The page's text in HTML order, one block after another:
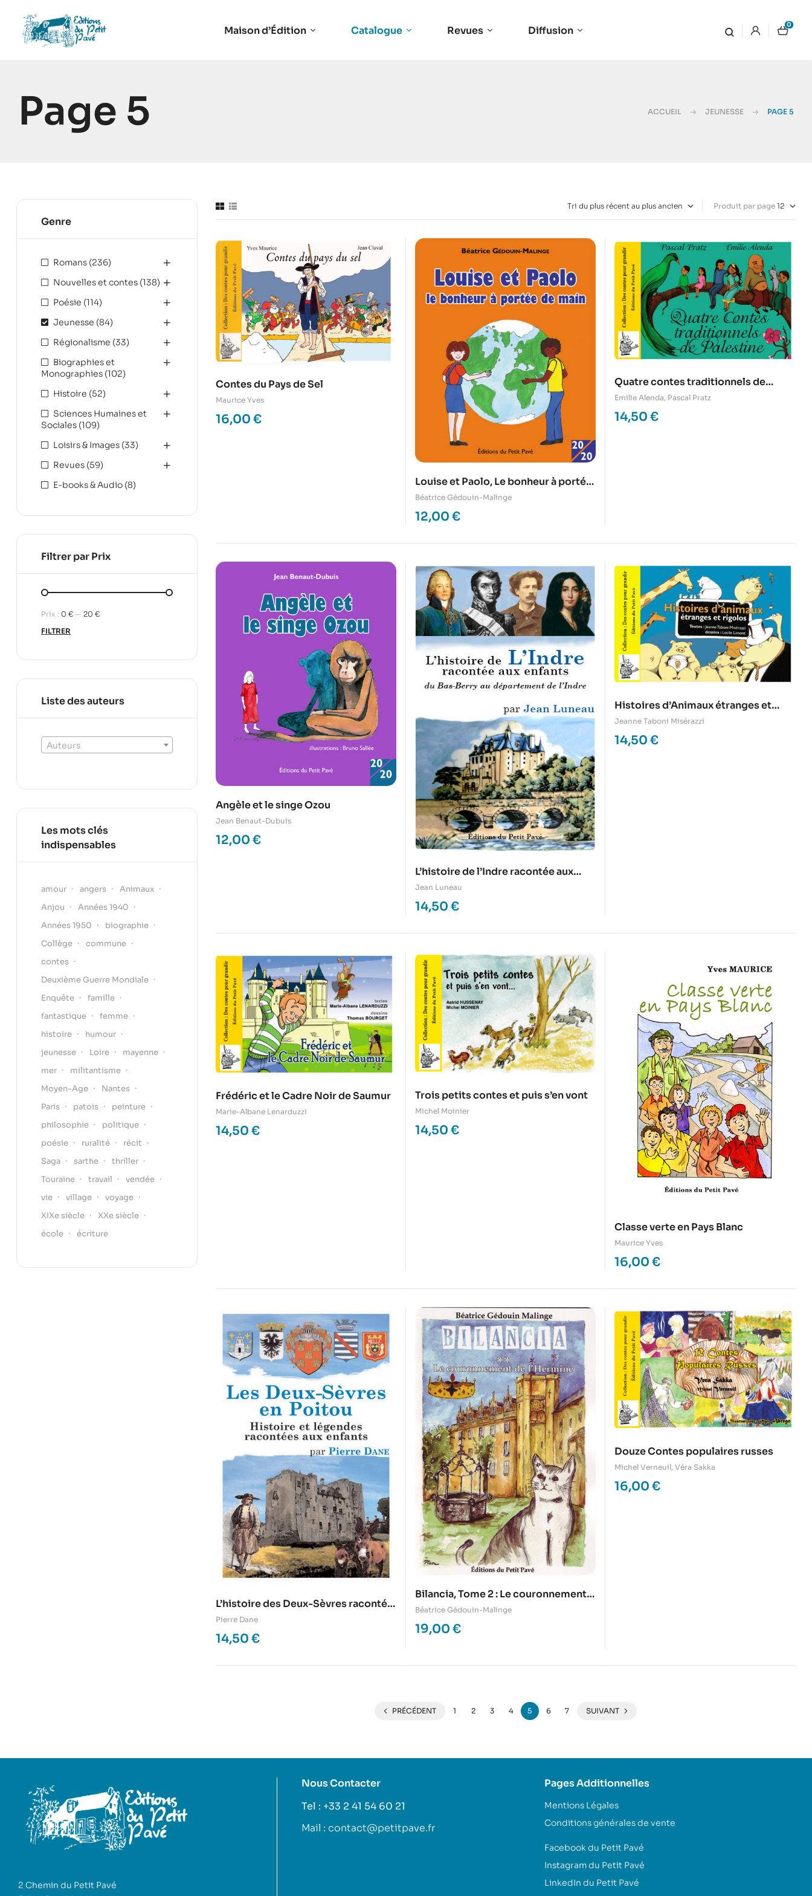
Maison d’Édition Catalogue Revues Diffusion 0
Page 5 ACCUEIL JEUNESSE PAGE 5
Produit par page
Contes du Pays de Sel
Maurice Yves
16,00 €
Louise et Paolo, Le bonheur à portée
de main
Béatrice Gédouin-Malinge
12,00 €
Quatre contes traditionnels de
Palestine
Emilie Alenda, Pascal Pratz
14,50 €
Angèle et le singe Ozou
Jean Benaut-Dubuis
12,00 €
L’histoire de l’Indre racontée aux
enfants
Jean Luneau
14,50 €
Histoires d’Animaux étranges et
rigolos
Jeanne Taboni Misérazzi
14,50 €
Frédéric et le Cadre Noir de Saumur
Marie-Albane Lenarduzzi
14,50 €
Trois petits contes et puis s’en vont
Michel Moinier
14,50 €
Classe verte en Pays Blanc
Maurice Yves
16,00 €
L’histoire des Deux-Sèvres racontée
aux enfants
Pierre Dane
14,50 €
Bilancia, Tome 2 : Le couronnement
de l’Hermine
Béatrice Gédouin-Malinge
19,00 €
Douze Contes populaires russes
Michel Verneuil, Véra Sakka
16,00 €
PRÉCÉDENT 1 2 3 4 5 6 7 SUIVANT
Genre
Romans (236)
Nouvelles et contes (138)
Poésie (114)
Jeunesse (84)
Régionalisme (33)
Biographies et
Monographies (102)
Histoire (52)
Sciences Humaines et
Sociales (109)
Loisirs & Images (33)
Revues (59)
E-books & Audio (8)
Filtrer par Prix
FILTRER
Prix : 0 € — 20 €
Liste des auteurs
Auteurs
Les mots clés
indispensables
amour angers
Animaux
Anjou
Années 1940
Années 1950
biographie
Collège
commune
contes
Deuxième Guerre Mondiale
Enquête
famille
fantastique
femme
histoire
humour
jeunesse
Loire
mayenne
mer
militantisme
Moyen-Age
Nantes
Paris
patois
peinture
philosophie
politique
poésie
ruralité
récit
Saga
sarthe
thriller
Touraine
travail
vendée
vie
village
voyage
XIXe siècle
XXe siècle
école
écriture
2 Chemin du Petit Pavé
Nous Contacter
Tel : +33 2 41 54 60 21
Mail : contact@petitpave.fr
Pages Additionnelles
Mentions Légales
Conditions générales de vente
Facebook du Petit Pavé
Instagram du Petit Pavé
LinkedIn du Petit Pavé